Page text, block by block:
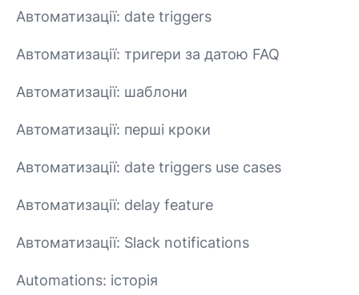
Автоматизації: date triggers
Автоматизації: тригери за датою FAQ
Автоматизації: шаблони
Автоматизації: перші кроки
Автоматизації: date triggers use cases
Автоматизації: delay feature
Автоматизації: Slack notifications
Automations: історія